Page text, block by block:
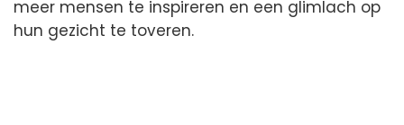
meer mensen te inspireren en een glimlach op
hun gezicht te toveren.